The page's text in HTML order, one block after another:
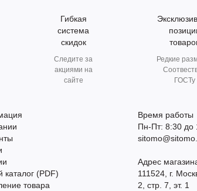
Гибкая
система
скидок
Следите за
акциями на
сайте
Редкие
ГОСТу
каталог (PDF)
товара
Время работы
Пн-Пт: 8:30 до
Адрес
111524, г.
2, стр. 7, эт. 1